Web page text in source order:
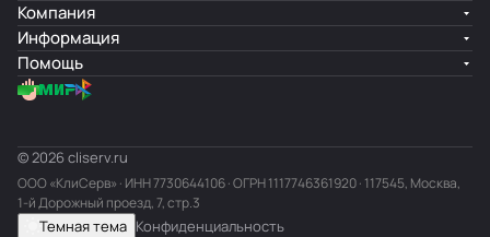
Компания
Информация
Помощь
© 2026 cliserv.ru
ООО «КлиСерв» · ИНН7730644106· ОГРН 1117746361920 · 117545, Москва,
1-й Дорожный проезд, 7, стр.3
Темная тема Конфиденциальность